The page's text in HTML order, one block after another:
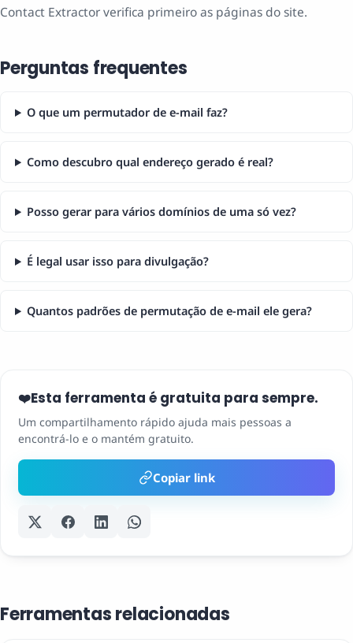
Contact Extractor verifica primeiro as páginas do site.
Perguntas frequentes
O que um permutador de e-mail faz?
Como descubro qual endereço gerado é real?
Posso gerar para vários domínios de uma só vez?
É legal usar isso para divulgação?
Quantos padrões de permutação de e-mail ele gera?
❤️Esta ferramenta é gratuita para sempre.
Um compartilhamento rápido ajuda mais pessoas a
encontrá-lo e o mantém gratuito.
Copiar link
Ferramentas relacionadas